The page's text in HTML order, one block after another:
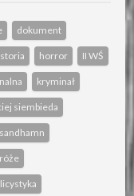
dokument
horror II WŚ
kryminał
siembieda